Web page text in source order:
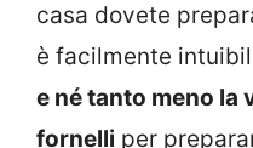
casa dovete
è facilmente
e né tanto meno la
fornelli per